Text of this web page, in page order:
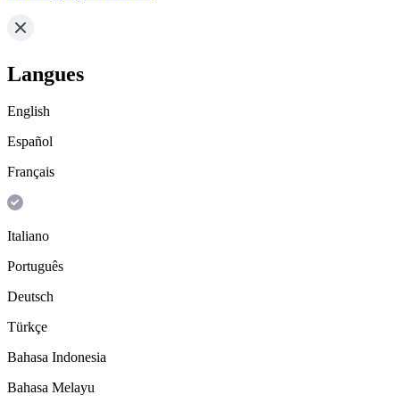
Langues
English
Español
Français
Italiano
Português
Deutsch
Türkçe
Bahasa Indonesia
Bahasa Melayu